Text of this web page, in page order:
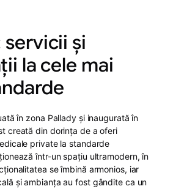
și
la cele mai
în zona Pallady și inaugurată în
creată din dorința de a oferi
private la standarde
într-un spațiu ultramodern, în
se îmbină armonios, iar
și ambianța au fost gândite ca un